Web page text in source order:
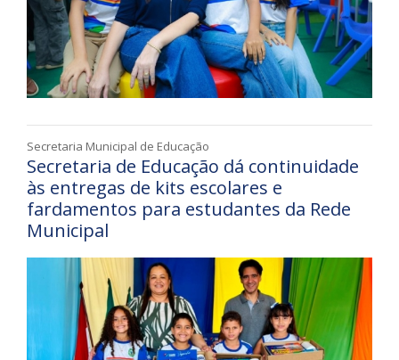
Secretaria Municipal de Educação
Secretaria de Educação dá continuidade
às entregas de kits escolares e
fardamentos para estudantes da Rede
Municipal